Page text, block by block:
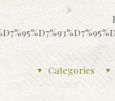
Categories